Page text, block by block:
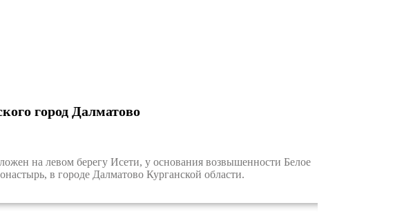
город Далматово
на левом берегу Исети, у основания возвышенности Белое
в городе Далматово Курганской области.